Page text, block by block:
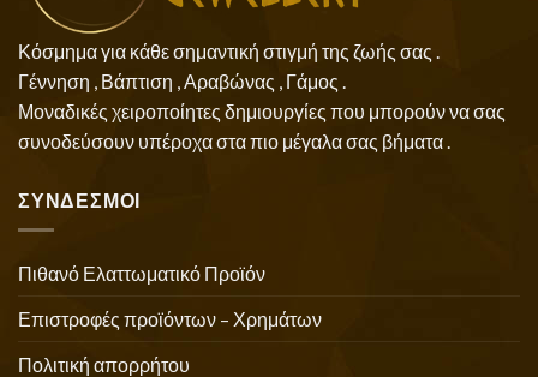
Κόσμημα για κάθε σημαντική στιγμή της ζωής σας .
Γέννηση , Βάπτιση , Αραβώνας , Γάμος .
Μοναδικές χειροποίητες δημιουργίες που μπορούν να σας
συνοδεύσουν υπέροχα στα πιο μέγαλα σας βήματα .
ΣΥΝΔΕΣΜΟΙ
Πιθανό Ελαττωματικό Προϊόν
Επιστροφές προϊόντων – Χρημάτων
Πολιτική απορρήτου